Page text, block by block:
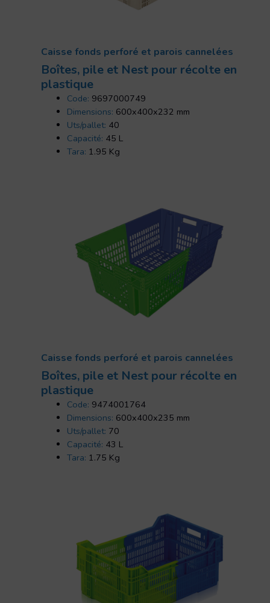
Caisse fonds perforé et parois cannelées
Boîtes, pile et Nest pour récolte en
plastique
Code: 9697000749
Dimensions: 600x400x232 mm
Uts/pallet: 40
Capacité: 45 L
Tara: 1.95 Kg
Caisse fonds perforé et parois cannelées
Boîtes, pile et Nest pour récolte en
plastique
Code: 9474001764
Dimensions: 600x400x235 mm
Uts/pallet: 70
Capacité: 43 L
Tara: 1.75 Kg